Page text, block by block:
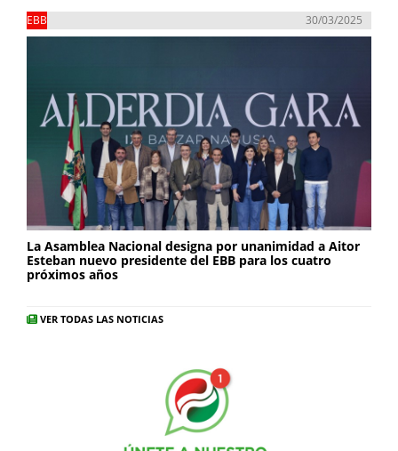
EBB 30/03/2025
La Asamblea Nacional designa por unanimidad a Aitor
Esteban nuevo presidente del EBB para los cuatro
próximos años
VER TODAS LAS NOTICIAS